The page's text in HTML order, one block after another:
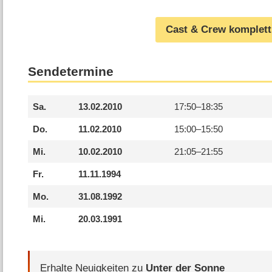
Cast & Crew komplett
Sendetermine
Sa. 13.02.2010 17:50–18:35
Do. 11.02.2010 15:00–15:50
Mi. 10.02.2010 21:05–21:55
Fr. 11.11.1994
Mo. 31.08.1992
Mi. 20.03.1991
Erhalte Neuigkeiten zu Unter der Sonne